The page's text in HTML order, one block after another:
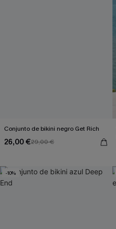
Conjunto de bikini negro Get Rich
26,00 €29,00 €
-10%